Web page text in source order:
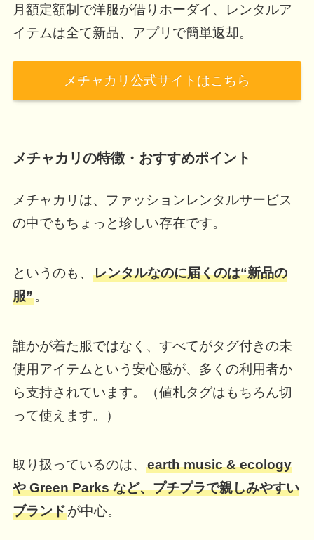
月額定額制で洋服が借りホーダイ、レンタルア
イテムは全て新品、アプリで簡単返却。
メチャカリ公式サイトはこちら
メチャカリの特徴・おすすめポイント
メチャカリは、ファッションレンタルサービス
の中でもちょっと珍しい存在です。
というのも、 レンタルなのに届くのは“新品の
服”。
誰かが着た服ではなく、すべてがタグ付きの未
使用アイテムという安心感が、多くの利用者か
ら支持されています。（値札タグはもちろん切
って使えます。）
取り扱っているのは、 earth music & ecology
や Green Parks など、プチプラで親しみやすい
ブランドが中心。